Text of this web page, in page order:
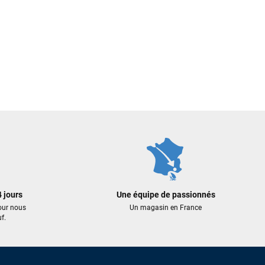
jours
nous
Une équipe de passionnés
Un magasin en France